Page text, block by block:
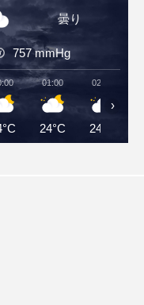
曇り
757mmHg
01:00
24°C
02:00
24°C
›